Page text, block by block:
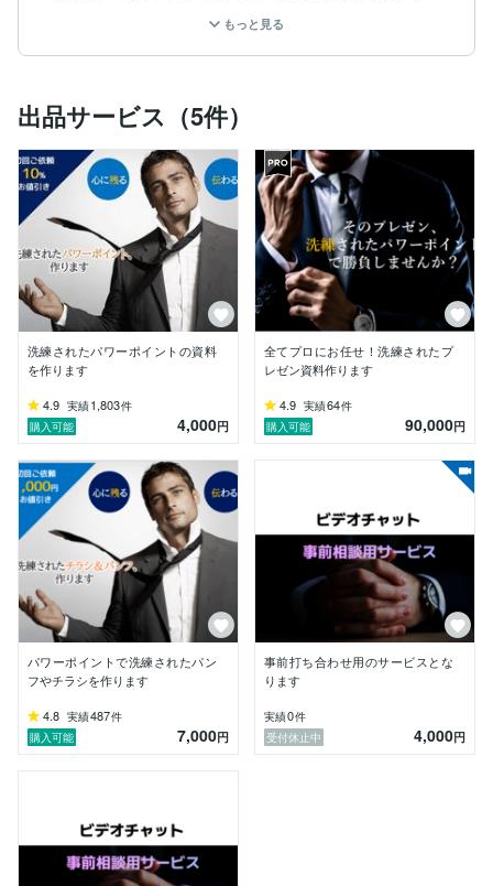
に入るページ構成など、すべてに目配せしながら作成し
ています。このように私が20年以上かけて学んできた
日々勉強ですが、この経験を活かしてお役に立てればと
思います。
プレゼンテーションはビジネスだけではなく、様々な場
面で必要になる大事なコミュニケーションです。私が試
行錯誤していたのと同じような苦労をされている方も多
いと思います。この20年以上の経験を活かして少しで
も皆さんのお手伝いができればと思います。数字責任を
持つ事業会社で経営企画、マーケティングとして幅広い
ビジネス領域の経験があります。医療系学会の発表資料
やポスター、新規事業の事業計画など、プレゼンテーシ
ョンの枠を超えた資料作成も数多く実績がございます。
あなたの成功のお手伝い、ぜひお任せください！
もっと見る
出品サービス（5件）
洗練されたパワーポイントの資料
を作ります
4.9 実績1,803件
購入可能
4,000円
全てプロにお任せ！洗練されたプ
レゼン資料作ります
4.9 実績64件
購入可能
90,000円
パワーポイントで洗練されたパン
フやチラシを作ります
4.8 実績487件
購入可能
7,000円
事前打ち合わせ用のサービスとな
ります
実績0件
受付休止中
4,000円